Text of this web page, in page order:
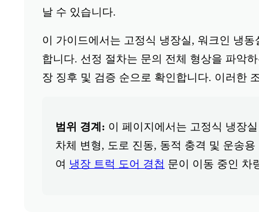
날 수 있습니다.
이 가이드에서는 고정식 냉장실, 워크인 냉
합니다. 선정 절차는 문의 전체 형상을 파악
장 징후 및 검증 순으로 확인합니다. 이러한
범위 경계: 이 페이지에서는 고정식 냉장
차체 변형, 도로 진동, 동적 충격 및 운송
여 냉장 트럭 도어 경첩 문이 이동 중인 차